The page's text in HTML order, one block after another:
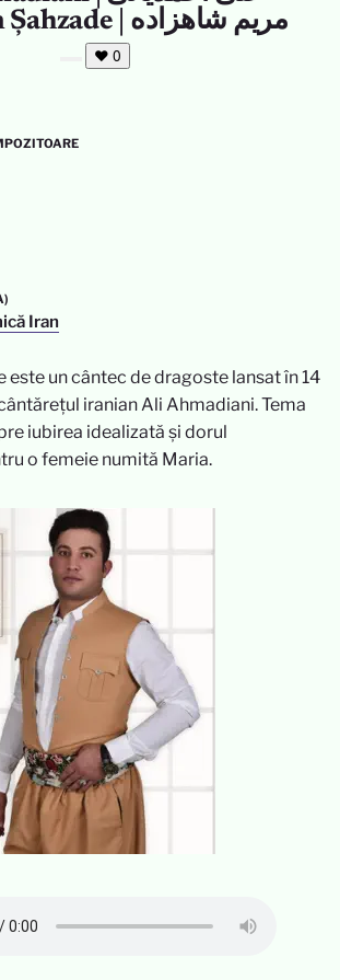
Mariam Șahzade | مریم شاهزاده
❤ 0
Iran
este un cântec de dragoste lansat în 14
iranian Ali Ahmadiani. Tema
iubirea idealizată și dorul
o femeie numită Maria.